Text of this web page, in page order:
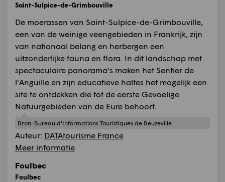
Saint-Sulpice-de-Grimbouville
De moerassen van Saint-Sulpice-de-Grimbouville,
een van de weinige veengebieden in Frankrijk, zijn
van nationaal belang en herbergen een
uitzonderlijke fauna en flora. In dit landschap met
spectaculaire panorama's maken het Sentier de
l'Anguille en zijn educatieve haltes het mogelijk een
site te ontdekken die tot de eerste Gevoelige
Natuurgebieden van de Eure behoort.
Bron: Bureau d'Informations Touristiques de Beuzeville
Auteur: DATAtourisme France
Meer informatie
Foulbec
Foulbec